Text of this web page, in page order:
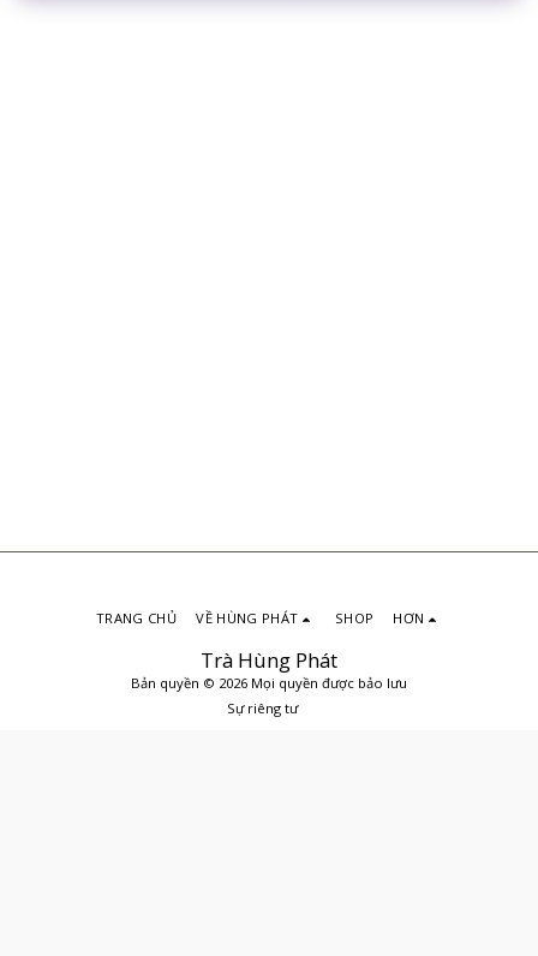
Trà Hùng Phát
Bản quyền © 2026 Mọi quyền được bảo lưu
Sự riêng tư
TRANG CHỦ VỀ HÙNG PHÁT SHOP HƠN